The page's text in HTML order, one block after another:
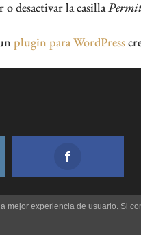
o desactivar la casilla
plugin para WordPress
mejor experiencia de usuario. Si